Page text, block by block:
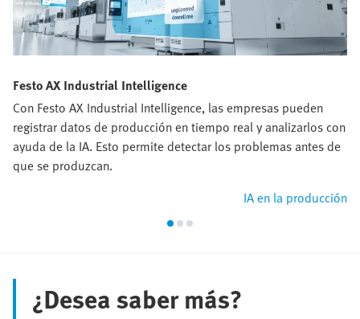
Festo AX Industrial Intelligence
Con Festo AX Industrial Intelligence, las empresas pueden
registrar datos de producción en tiempo real y analizarlos con
ayuda de la IA. Esto permite detectar los problemas antes de
que se produzcan.
IA en la producción
¿Desea saber más?